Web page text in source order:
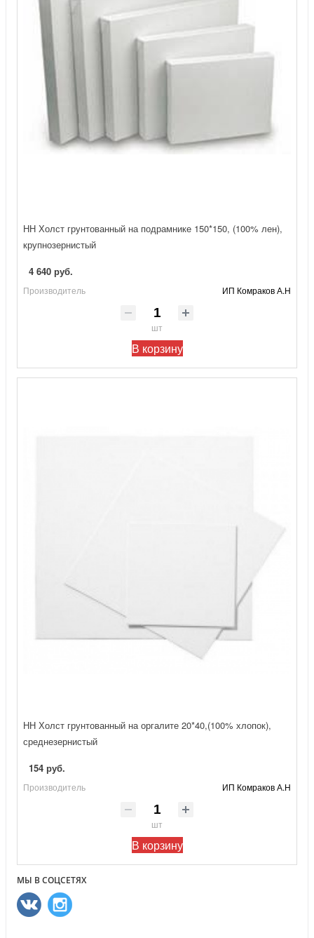
НН Холст грунтованный на подрамнике 150*150, (100% лен),
крупнозернистый
4 640 руб.
Производитель ИП Комраков А.Н
шт
В корзину
НН Холст грунтованный на оргалите 20*40,(100% хлопок),
среднезернистый
154 руб.
Производитель ИП Комраков А.Н
шт
В корзину
МЫ В СОЦСЕТЯХ